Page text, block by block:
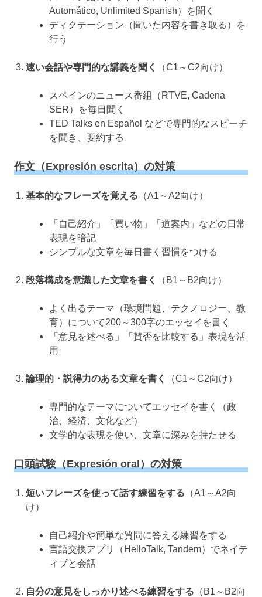
Automático, Unlimited Spanish）を聞く
ディクテーション（聞いた内容を書き取る）を
行う
速い会話や専門的な講義を聞く （C1～C2向け）
スペインのニュース番組（RTVE, Cadena
SER）を毎日聞く
TED Talks en Español などで専門的なスピーチ
を聞き、要約する
作文（Expresión escrita）の対策
基本的なフレーズを覚える （A1～A2向け）
「自己紹介」「買い物」「道案内」などの日常
表現を暗記
シンプルな文章を毎日書く習慣をつける
段落構成を意識した文章を書く （B1～B2向け）
よく出るテーマ（環境問題、テクノロジー、教
育）について200～300字のエッセイを書く
「意見を述べる」「賛否を比較する」表現を活
用
論理的・説得力のある文章を書く （C1～C2向け）
専門的なテーマについてエッセイを書く（政
治、経済、文化など）
文学的な表現を使い、文章に深みを持たせる
口頭試験（Expresión oral）の対策
短いフレーズを使って話す練習をする （A1～A2向
け）
自己紹介や簡単な質問に答える練習をする
言語交換アプリ（HelloTalk, Tandem）でネイテ
ィブと会話
自分の意見をしっかり述べる練習をする （B1～B2向